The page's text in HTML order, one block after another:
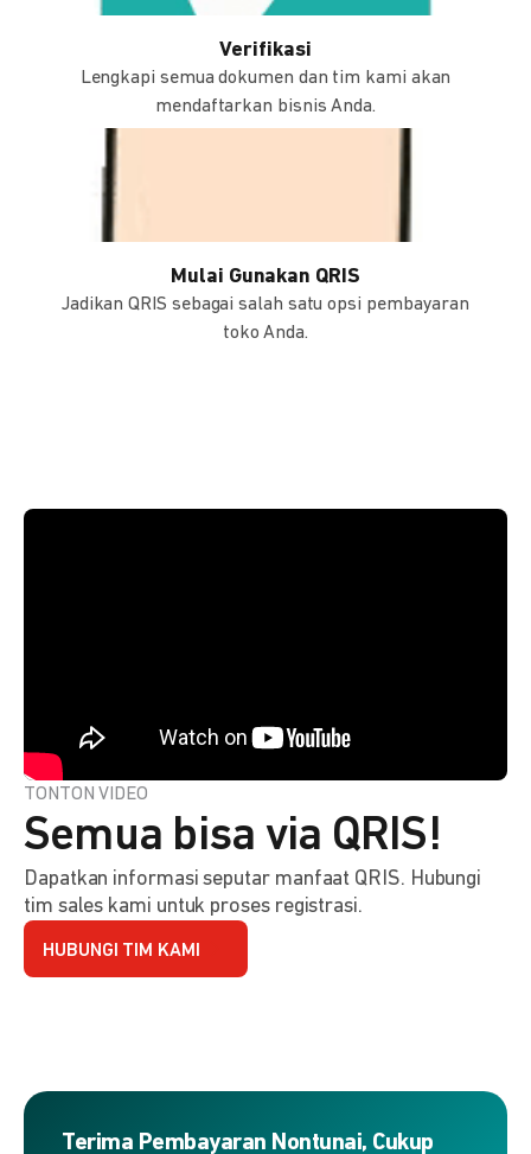
Verifikasi
Lengkapi semua dokumen dan tim kami akan
mendaftarkan bisnis Anda.
Mulai Gunakan QRIS
Jadikan QRIS sebagai salah satu opsi pembayaran
toko Anda.
TONTON VIDEO
Semua bisa via QRIS!
Dapatkan informasi seputar manfaat QRIS. Hubungi
tim sales kami untuk proses registrasi.
HUBUNGI TIM KAMI
Terima Pembayaran Nontunai, Cukup